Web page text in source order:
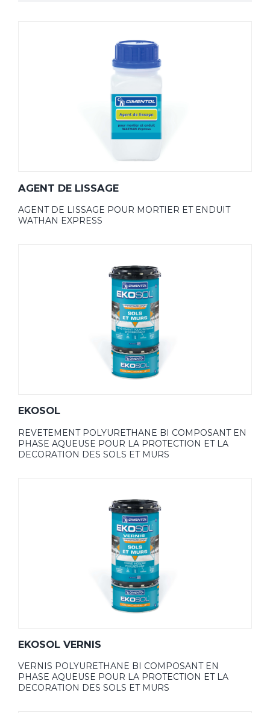
AGENT DE LISSAGE
AGENT DE LISSAGE POUR MORTIER ET ENDUIT
WATHAN EXPRESS
EKOSOL
REVETEMENT POLYURETHANE BI COMPOSANT EN
PHASE AQUEUSE POUR LA PROTECTION ET LA
DECORATION DES SOLS ET MURS
EKOSOL VERNIS
VERNIS POLYURETHANE BI COMPOSANT EN
PHASE AQUEUSE POUR LA PROTECTION ET LA
DECORATION DES SOLS ET MURS